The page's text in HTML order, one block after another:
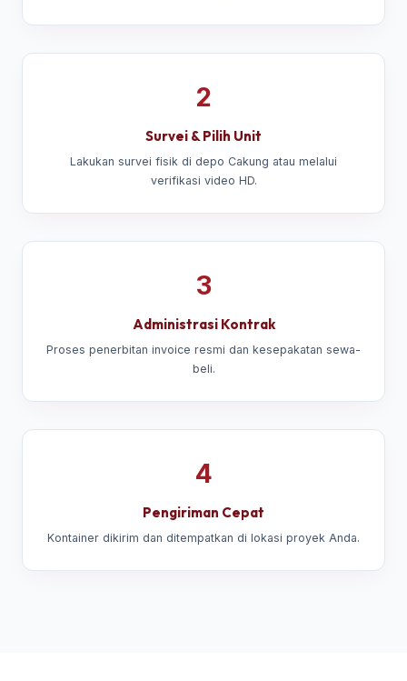
2
Survei & Pilih Unit
Lakukan survei fisik di depo Cakung atau melalui
verifikasi video HD.
3
Administrasi Kontrak
Proses penerbitan invoice resmi dan kesepakatan sewa-
beli.
4
Pengiriman Cepat
Kontainer dikirim dan ditempatkan di lokasi proyek Anda.